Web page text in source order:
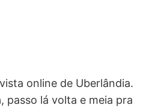
online de Uberlândia.
passo lá volta e meia pra